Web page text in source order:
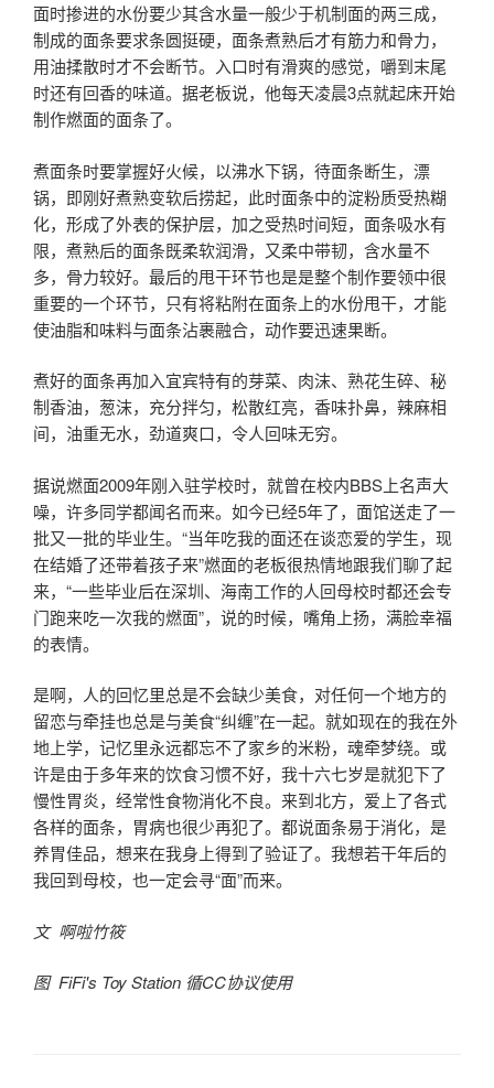
面时掺进的水份要少其含水量一般少于机制面的两三成，
制成的面条要求条圆挺硬，面条煮熟后才有筋力和骨力，
用油揉散时才不会断节。入口时有滑爽的感觉，嚼到末尾
时还有回香的味道。据老板说，他每天凌晨3点就起床开始
制作燃面的面条了。
煮面条时要掌握好火候，以沸水下锅，待面条断生，漂
锅，即刚好煮熟变软后捞起，此时面条中的淀粉质受热糊
化，形成了外表的保护层，加之受热时间短，面条吸水有
限，煮熟后的面条既柔软润滑，又柔中带韧，含水量不
多，骨力较好。最后的甩干环节也是是整个制作要领中很
重要的一个环节，只有将粘附在面条上的水份甩干，才能
使油脂和味料与面条沾裹融合，动作要迅速果断。
煮好的面条再加入宜宾特有的芽菜、肉沫、熟花生碎、秘
制香油，葱沫，充分拌匀，松散红亮，香味扑鼻，辣麻相
间，油重无水，劲道爽口，令人回味无穷。
据说燃面2009年刚入驻学校时，就曾在校内BBS上名声大
噪，许多同学都闻名而来。如今已经5年了，面馆送走了一
批又一批的毕业生。“当年吃我的面还在谈恋爱的学生，现
在结婚了还带着孩子来”燃面的老板很热情地跟我们聊了起
来，“一些毕业后在深圳、海南工作的人回母校时都还会专
门跑来吃一次我的燃面”，说的时候，嘴角上扬，满脸幸福
的表情。
是啊，人的回忆里总是不会缺少美食，对任何一个地方的
留恋与牵挂也总是与美食“纠缠”在一起。就如现在的我在外
地上学，记忆里永远都忘不了家乡的米粉，魂牵梦绕。或
许是由于多年来的饮食习惯不好，我十六七岁是就犯下了
慢性胃炎，经常性食物消化不良。来到北方，爱上了各式
各样的面条，胃病也很少再犯了。都说面条易于消化，是
养胃佳品，想来在我身上得到了验证了。我想若干年后的
我回到母校，也一定会寻“面”而来。
文 啊啦竹筱
图 FiFi's Toy Station 循CC协议使用